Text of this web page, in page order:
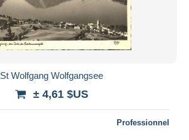
St Wolfgang Wolfgangsee
± 4,61 $US
Professionnel